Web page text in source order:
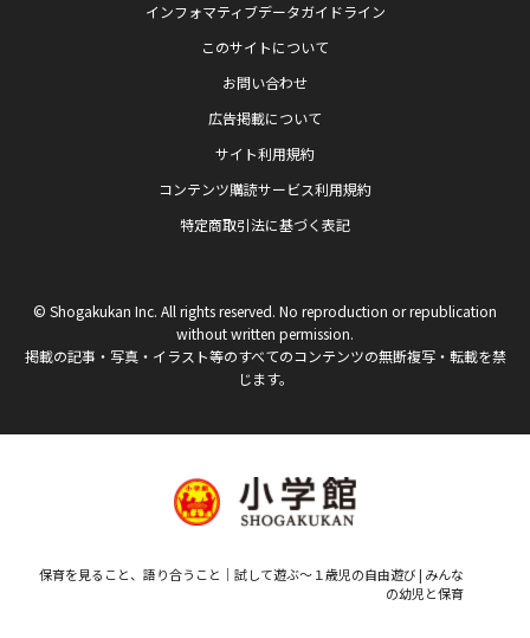
インフォマティブデータガイドライン
このサイトについて
お問い合わせ
広告掲載について
サイト利用規約
コンテンツ購読サービス利用規約
特定商取引法に基づく表記
© Shogakukan Inc. All rights reserved. No reproduction or republication
without written permission.
掲載の記事・写真・イラスト等のすべてのコンテンツの無断複写・転載を禁
じます。
保育を見ること、語り合うこと｜試して遊ぶ～１歳児の自由遊び | みんな
の幼児と保育